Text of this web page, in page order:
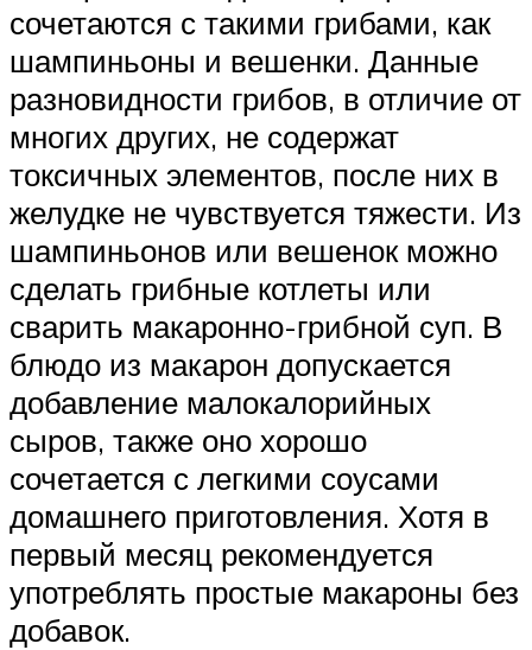
сочетаются с такими грибами, как
шампиньоны и вешенки. Данные
разновидности грибов, в отличие от
многих других, не содержат
токсичных элементов, после них в
желудке не чувствуется тяжести. Из
шампиньонов или вешенок можно
сделать грибные котлеты или
сварить макаронно-грибной суп. В
блюдо из макарон допускается
добавление малокалорийных
сыров, также оно хорошо
сочетается с легкими соусами
домашнего приготовления. Хотя в
первый месяц рекомендуется
употреблять простые макароны без
добавок.